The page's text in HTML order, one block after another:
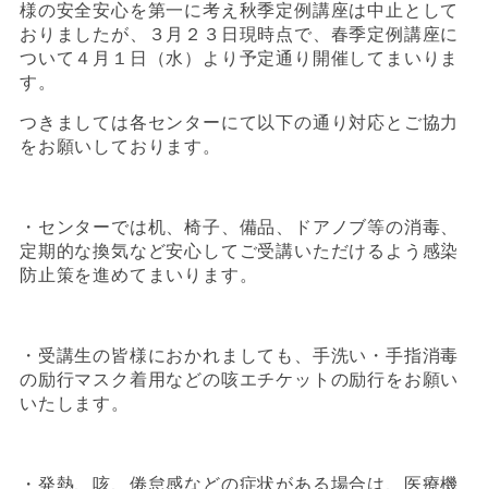
様の安全安心を第一に考え秋季定例講座は中止として
おりましたが、３月２３日現時点で、春季定例講座に
ついて４月１日（水）より予定通り開催してまいりま
す。
つきましては各センターにて以下の通り対応とご協力
をお願いしております。
・センターでは机、椅子、備品、ドアノブ等の消毒、
定期的な換気など安心してご受講いただけるよう感染
防止策を進めてまいります。
・受講生の皆様におかれましても、手洗い・手指消毒
の励行マスク着用などの咳エチケットの励行をお願い
いたします。
・発熱、咳、倦怠感などの症状がある場合は、医療機